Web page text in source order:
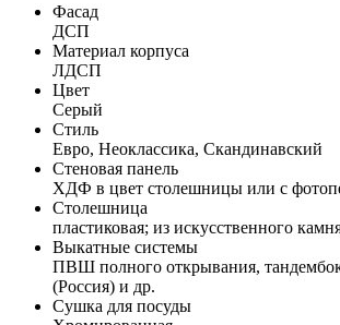
Фасад
ДСП
Материал корпуса
ЛДСП
Цвет
Серый
Стиль
Евро, Неоклассика, Скандинавский
Стеновая панель
ХДФ в цвет столешницы или с
Столешница
пластиковая; из искусственного
Выкатные системы
ПВШ полного открывания,
(Россия) и др.
Сушка для посуды